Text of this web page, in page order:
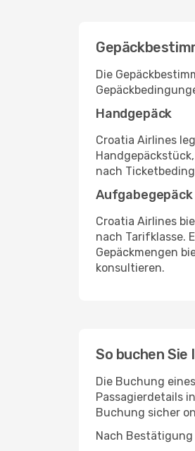
Die
Handgepäck
Croatia Airlines
nach
Aufgabegepäck
Croatia Airlines
nach Tarifklasse.
Gepäckmengen
konsultieren.
So buchen
Die Buchung
Passagierdetails
Buchung sicher
Nach